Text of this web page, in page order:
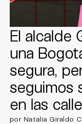
El alcalde
una
segura,
seguimos
en las
por Natalia Giraldo